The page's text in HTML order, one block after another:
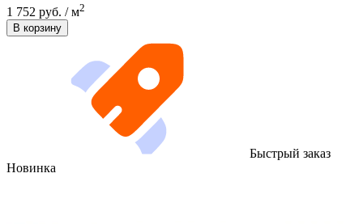
1 752 руб. / м2
В корзину
Быстрый заказ
Новинка